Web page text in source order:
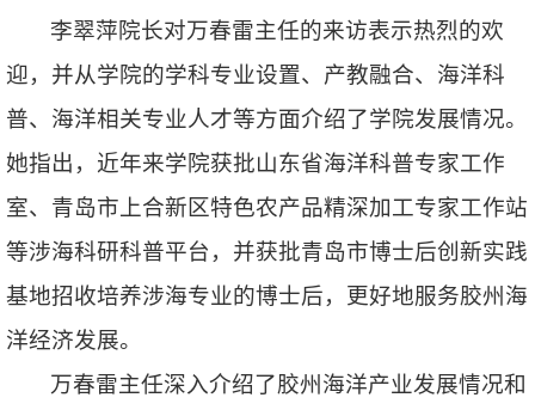
李翠萍院长对万春雷主任的来访表示热烈的欢
迎，并从学院的学科专业设置、产教融合、海洋科
普、海洋相关专业人才等方面介绍了学院发展情况。
她指出，近年来学院获批山东省海洋科普专家工作
室、青岛市上合新区特色农产品精深加工专家工作站
等涉海科研科普平台，并获批青岛市博士后创新实践
基地招收培养涉海专业的博士后，更好地服务胶州海
洋经济发展。
万春雷主任深入介绍了胶州海洋产业发展情况和